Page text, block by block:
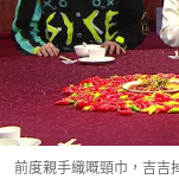
前度親手織嘅頸巾，吉吉